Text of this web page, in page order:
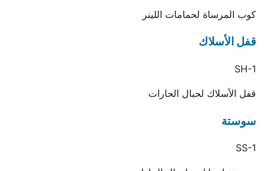
كوب المرساة لحمامات اللينر
قفل الأسلاك
SH-1
قفل الأسلاك لحبال الحارات
سوستة
SS-1